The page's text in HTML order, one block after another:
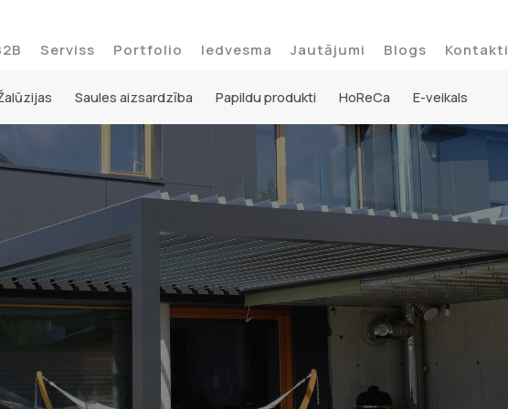
Serviss Portfolio Iedvesma Jautājumi Blogs Kontakti
Saules aizsardzība Papildu produkti HoReCa E-veikals